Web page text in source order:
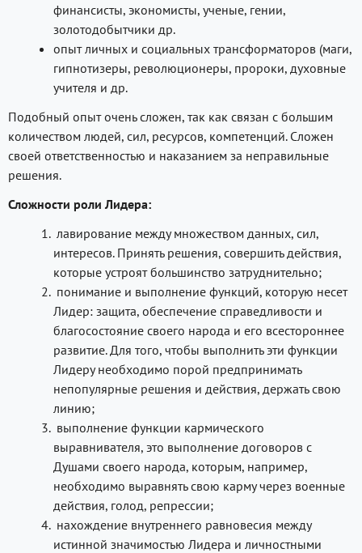
финансисты, экономисты, ученые, гении,
золотодобытчики др.
опыт личных и социальных трансформаторов (маги,
гипнотизеры, революционеры, пророки, духовные
учителя и др.
Подобный опыт очень сложен, так как связан с большим
количеством людей, сил, ресурсов, компетенций. Сложен
своей ответственностью и наказанием за неправильные
решения.
Сложности роли Лидера:
лавирование между множеством данных, сил,
интересов. Принять решения, совершить действия,
которые устроят большинство затруднительно;
понимание и выполнение функций, которую несет
Лидер: защита, обеспечение справедливости и
благосостояние своего народа и его всестороннее
развитие. Для того, чтобы выполнить эти функции
Лидеру необходимо порой предпринимать
непопулярные решения и действия, держать свою
линию;
выполнение функции кармического
выравнивателя, это выполнение договоров с
Душами своего народа, которым, например,
необходимо выравнять свою карму через военные
действия, голод, репрессии;
нахождение внутреннего равновесия между
истинной значимостью Лидера и личностными